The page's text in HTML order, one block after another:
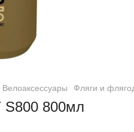
Велоаксессуары Фляги и
S800 800мл